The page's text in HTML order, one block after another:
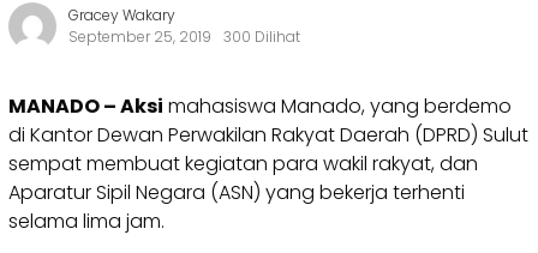
Gracey Wakary
September 25, 2019
300 Dilihat
MANADO – Aksi mahasiswa Manado, yang berdemo
di Kantor Dewan Perwakilan Rakyat Daerah (DPRD) Sulut
sempat membuat kegiatan para wakil rakyat, dan
Aparatur Sipil Negara (ASN) yang bekerja terhenti
selama lima jam.